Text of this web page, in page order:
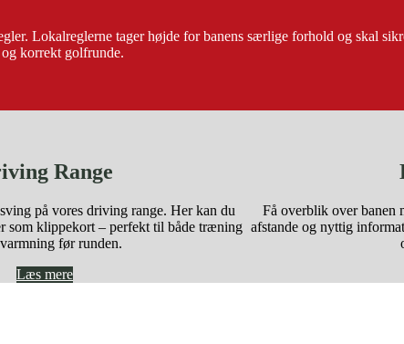
Lokalreglerne tager højde for banens særlige forhold og skal
korrekt golfrunde.
Range
på vores driving range. Her kan du
som klippekort – perfekt til både træning
før runden.
Læs mere
Få overblik over banen
afstande og nyttig